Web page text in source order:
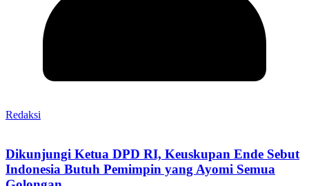
Redaksi
Dikunjungi Ketua DPD RI, Keuskupan Ende Sebut
Indonesia Butuh Pemimpin yang Ayomi Semua